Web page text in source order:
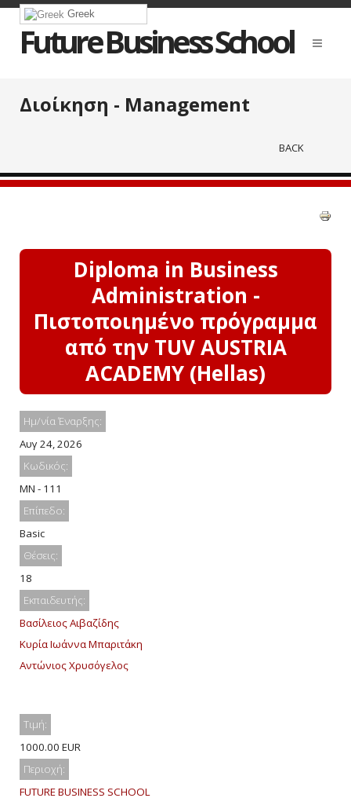
Greek
Future Business School
Διοίκηση - Management
BACK
Diploma in Business
Administration -
Πιστοποιημένο πρόγραμμα
από την TUV AUSTRIA
ACADEMY (Hellas)
Ημ/νία Έναρξης:
Αυγ 24, 2026
Κωδικός:
MN - 111
Επίπεδο:
Basic
Θέσεις:
18
Εκπαιδευτής:
Βασίλειος Αιβαζίδης
Κυρία Ιωάννα Μπαριτάκη
Αντώνιος Χρυσόγελος
Τιμή:
1000.00 EUR
Περιοχή:
FUTURE BUSINESS SCHOOL